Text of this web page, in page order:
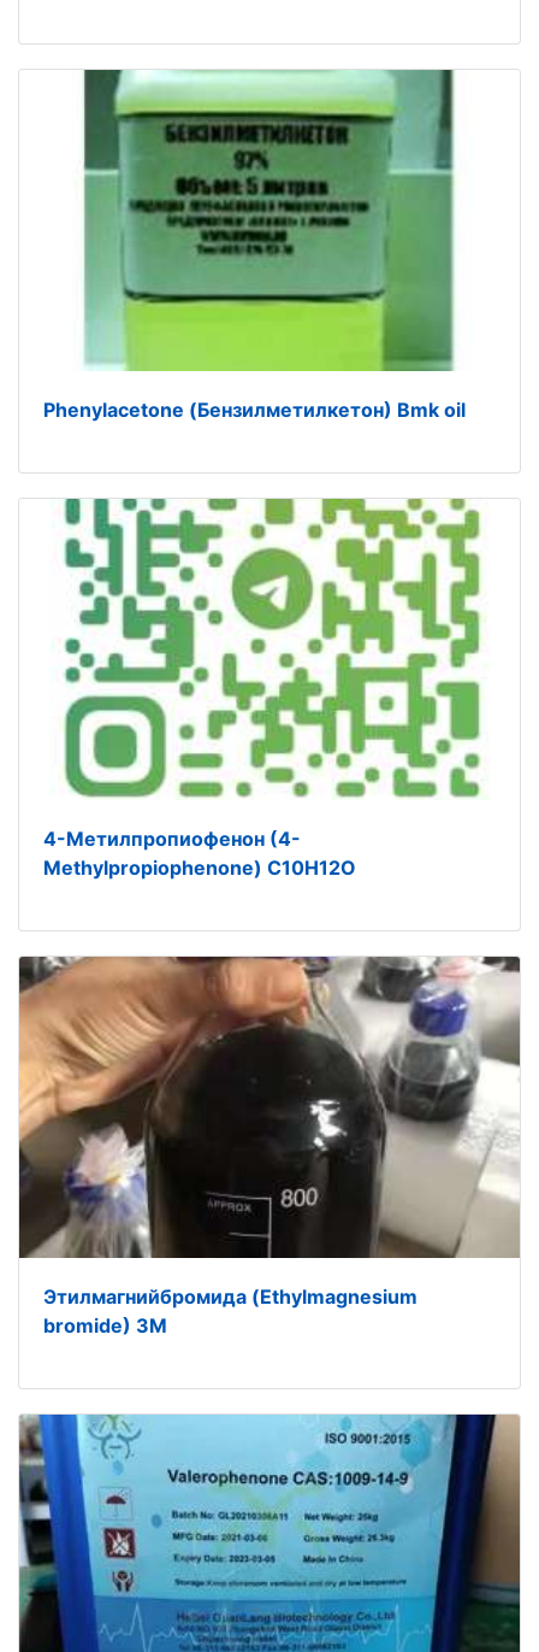
Phenylacetone (Бензилметилкетон) Bmk oil
4-Метилпропиофенон (4-
Methylpropiophenone) C10H12O
Этилмагнийбромида (Ethylmagnesium
bromide) 3М